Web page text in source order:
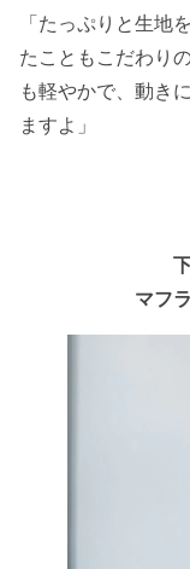
「たっぷりと生地
たこともこだわり
も軽やかで、動き
ますよ」
マフ